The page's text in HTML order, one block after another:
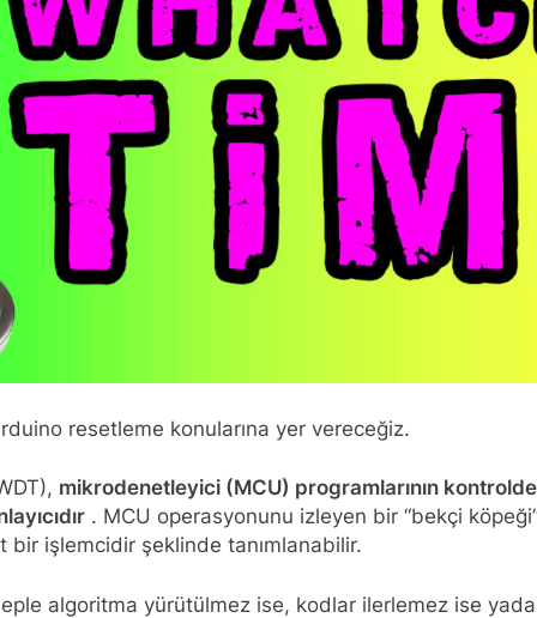
resetleme konularına yer vereceğiz.
mikrodenetleyici (MCU) programlarının
. MCU operasyonunu izleyen bir “bekçi
işlemcidir şeklinde tanımlanabilir.
algoritma yürütülmez ise, kodlar ilerlemez ise